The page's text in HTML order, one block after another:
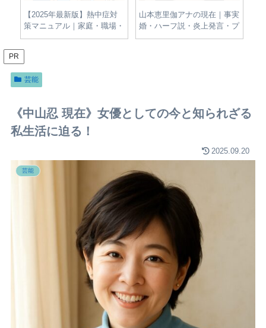
【2025年最新版】熱中症対
策マニュアル｜家庭・職場・
屋外でできる簡単＆効果的な
予防法とは？
山本恵里伽アナの現在｜事実
婚・ハーフ説・炎上発言・プ
ロフィールをわかりやすく整
PR
芸能
《中山忍 現在》女優としての今と知られざる
私生活に迫る！
2025.09.20
芸能